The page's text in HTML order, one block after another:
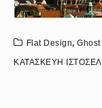
Flat Design,
ΚΑΤΑΣΚΕΥΗ